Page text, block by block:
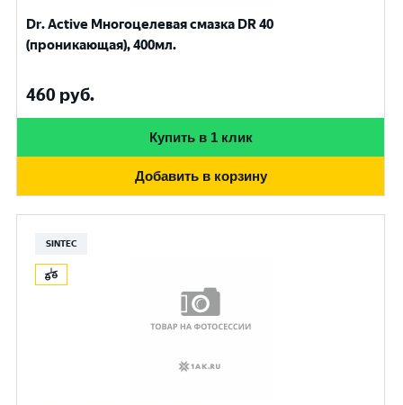
Dr. Active Многоцелевая смазка DR 40
(проникающая), 400мл.
460 руб.
Купить в 1 клик
Добавить в корзину
SINTEC